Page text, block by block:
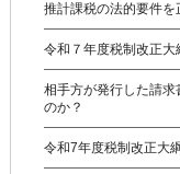
推計課税の法的要件を
令和７年度税制改正大
相手方が発行した請
のか？
令和7年度税制改正大